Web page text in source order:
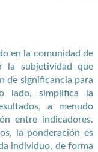
en la comunidad de
la subjetividad que
de significancia para
lado, simplifica la
a menudo
entre indicadores.
la ponderación es
individuo, de forma